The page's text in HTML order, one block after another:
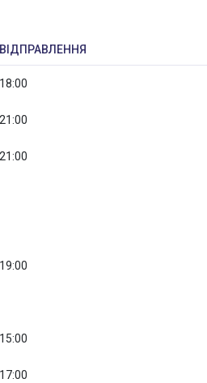
ВІДПРАВЛЕННЯ
18:00
21:00
21:00
19:00
15:00
17:00